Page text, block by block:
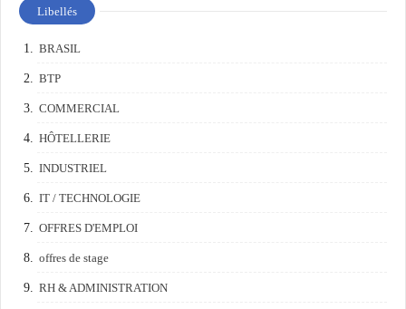
Libellés
BRASIL
BTP
COMMERCIAL
HÔTELLERIE
INDUSTRIEL
IT / TECHNOLOGIE
OFFRES D'EMPLOI
offres de stage
RH & ADMINISTRATION